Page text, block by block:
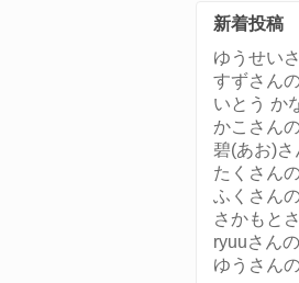
新着投稿
ゆうせい
すずさん
いとう か
かこさん
碧(あお)
たくさん
ふくさん
さかもと
ryuuさん
ゆうさん